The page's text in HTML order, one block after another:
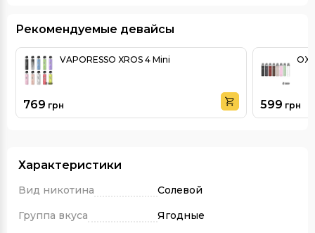
Рекомендуемые девайсы
VAPORESSO XROS 4 Mini
769 грн 599 грн
Характеристики
Вид никотина
Солевой
Группа вкуса
Ягодные